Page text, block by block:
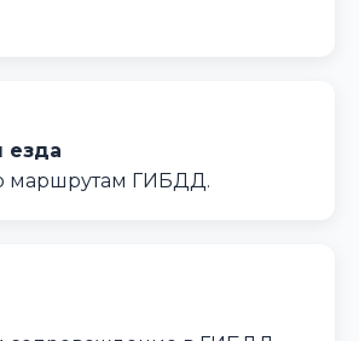
езда
маршрутам ГИБДД.